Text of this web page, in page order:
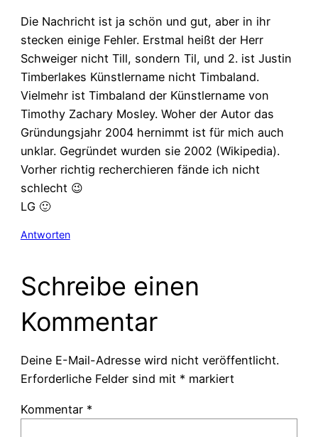
Die Nachricht ist ja schön und gut, aber in ihr
stecken einige Fehler. Erstmal heißt der Herr
Schweiger nicht Till, sondern Til, und 2. ist Justin
Timberlakes Künstlername nicht Timbaland.
Vielmehr ist Timbaland der Künstlername von
Timothy Zachary Mosley. Woher der Autor das
Gründungsjahr 2004 hernimmt ist für mich auch
unklar. Gegründet wurden sie 2002 (Wikipedia).
Vorher richtig recherchieren fände ich nicht
schlecht 😉
LG 🙂
Antworten
Schreibe einen
Kommentar
Deine E-Mail-Adresse wird nicht veröffentlicht.
Erforderliche Felder sind mit * markiert
Kommentar *